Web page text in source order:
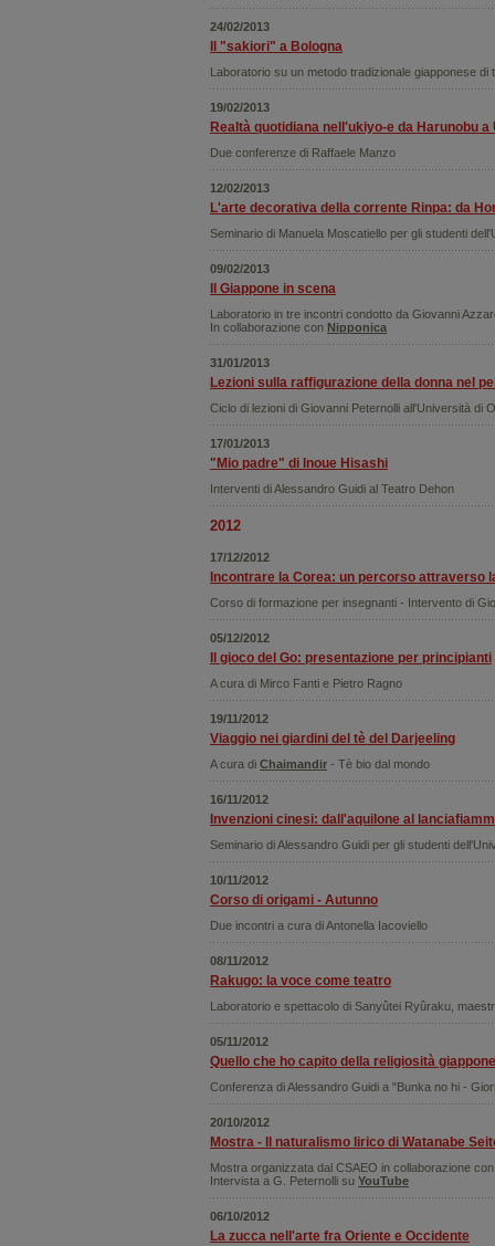
24/02/2013
Il "sakiori" a Bologna
Laboratorio su un metodo tradizionale giapponese di
19/02/2013
Realtà quotidiana nell'ukiyo-e da Harunobu a
Due conferenze di Raffaele Manzo
12/02/2013
L'arte decorativa della corrente Rinpa: da
Seminario di Manuela Moscatiello per gli studenti
09/02/2013
Il Giappone in scena
Laboratorio in tre incontri condotto da Giovanni
In collaborazione con Nipponica
31/01/2013
Lezioni sulla raffigurazione della donna nel
Ciclo di lezioni di Giovanni Peternolli all'Università di
17/01/2013
"Mio padre" di Inoue Hisashi
Interventi di Alessandro Guidi al Teatro Dehon
2012
17/12/2012
Incontrare la Corea: un percorso attraverso
Corso di formazione per insegnanti - Intervento di
05/12/2012
Il gioco del Go: presentazione per principianti
A cura di Mirco Fanti e Pietro Ragno
19/11/2012
Viaggio nei giardini del tè del Darjeeling
A cura di Chaimandir - Tè bio dal mondo
16/11/2012
Invenzioni cinesi: dall'aquilone al
Seminario di Alessandro Guidi per gli studenti
10/11/2012
Corso di origami - Autunno
Due incontri a cura di Antonella Iacoviello
08/11/2012
Rakugo: la voce come teatro
Laboratorio e spettacolo di Sanyûtei Ryûraku,
05/11/2012
Quello che ho capito della religiosità
Conferenza di Alessandro Guidi a "Bunka no hi -
20/10/2012
Mostra - Il naturalismo lirico di Watanabe
Mostra organizzata dal CSAEO in collaborazione
Intervista a G. Peternolli su YouTube
06/10/2012
La zucca nell'arte fra Oriente e Occidente